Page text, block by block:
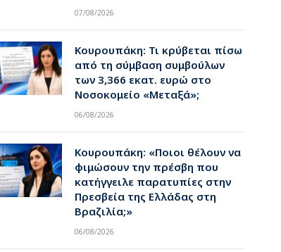
07/08/2026
Κουρουπάκη: Τι κρύβεται πίσω
από τη σύμβαση συμβούλων
των 3,366 εκατ. ευρώ στο
Νοσοκομείο «Μεταξά»;
06/08/2026
Κουρουπάκη: «Ποιοι θέλουν να
φιμώσουν την πρέσβη που
κατήγγειλε παρατυπίες στην
Πρεσβεία της Ελλάδας στη
Βραζιλία;»
06/08/2026